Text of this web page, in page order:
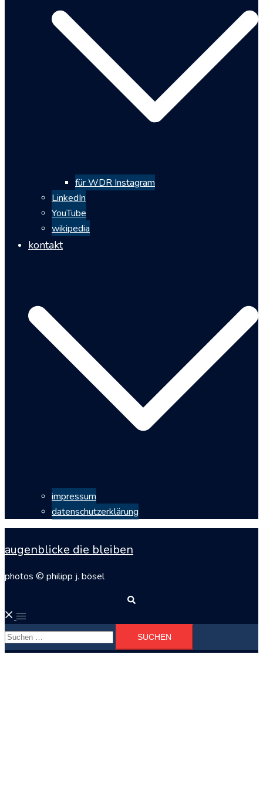
für WDR Instagram
LinkedIn
YouTube
wikipedia
kontakt
impressum
datenschutzerklärung
augenblicke die bleiben
photos © philipp j. bösel
Menü
umschalten
Suchen
nach: